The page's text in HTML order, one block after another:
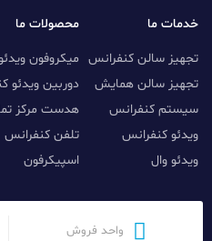
خدمات ما
تجهیز سالن کنفرانس
تجهیز سالن همایش
سیستم کنفرانس
ویدئو کنفرانس
ویدئو وال
محصولات ما
میکروفون
دوربین ویدئو
هدست مرکز
تلفن کنفرانس
اسپیکرفون
واحد فروش